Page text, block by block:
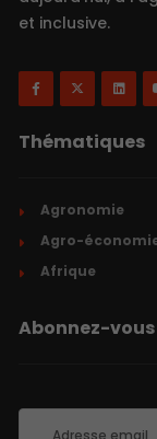
et inclusive.
Thématiques
Agronomie
Agro-
Afrique
Abonnez-